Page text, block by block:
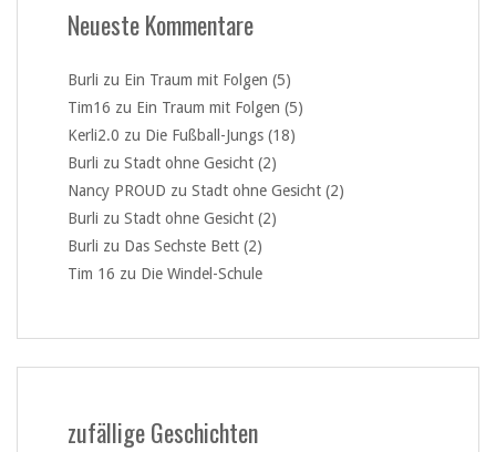
Neueste Kommentare
Burli zu Ein Traum mit Folgen (5)
Tim16 zu Ein Traum mit Folgen (5)
Kerli2.0 zu Die Fußball-Jungs (18)
Burli zu Stadt ohne Gesicht (2)
Nancy PROUD zu Stadt ohne Gesicht (2)
Burli zu Stadt ohne Gesicht (2)
Burli zu Das Sechste Bett (2)
Tim 16 zu Die Windel-Schule
zufällige Geschichten